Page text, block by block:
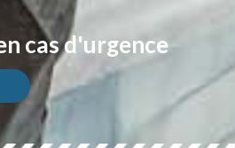
cas d'urgence